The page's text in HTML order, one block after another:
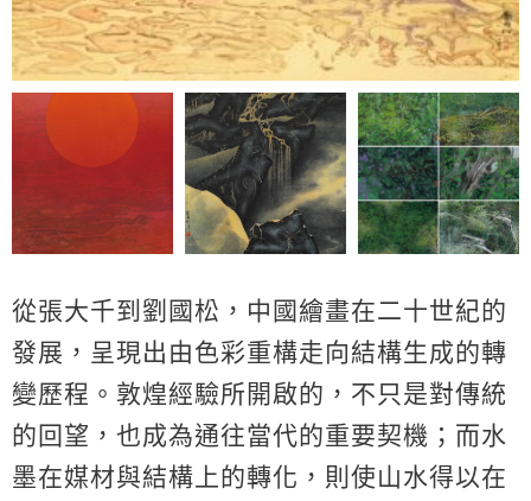
從張大千到劉國松，中國繪畫在二十世紀的
發展，呈現出由色彩重構走向結構生成的轉
變歷程。敦煌經驗所開啟的，不只是對傳統
的回望，也成為通往當代的重要契機；而水
墨在媒材與結構上的轉化，則使山水得以在